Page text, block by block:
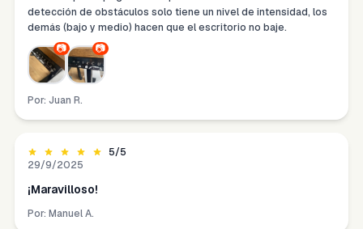
detección de obstáculos solo tiene un nivel de intensidad, los
demás (bajo y medio) hacen que el escritorio no baje.
📷
📷
Por: Juan R.
5/5
29/9/2025
¡Maravilloso!
Por: Manuel A.